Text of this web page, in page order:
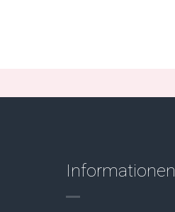
Informationen